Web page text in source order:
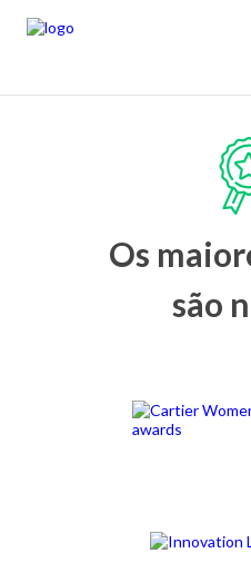
Os
são